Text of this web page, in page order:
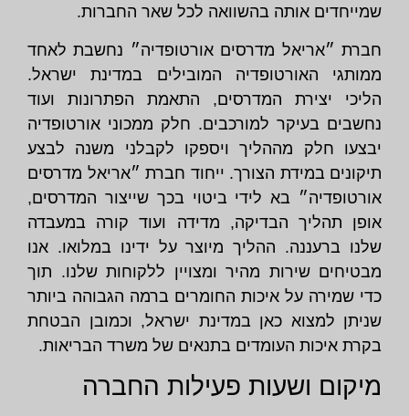
שמייחדים אותה בהשוואה לכל שאר החברות.
חברת ״אריאל מדרסים אורטופדיה״ נחשבת לאחד
ממותגי האורטופדיה המובילים במדינת ישראל.
הליכי יצירת המדרסים, התאמת הפתרונות ועוד
נחשבים בעיקר למורכבים. חלק ממכוני אורטופדיה
יבצעו חלק מההליך ויספקו לקבלני משנה לבצע
תיקונים במידת הצורך. ייחוד חברת ״אריאל מדרסים
אורטופדיה״ בא לידי ביטוי בכך שייצור המדרסים,
אופן תהליך הבדיקה, מדידה ועוד קורה במעבדה
שלנו ברעננה. ההליך מיוצר על ידינו במלואו. אנו
מבטיחים שירות מהיר ומצויין ללקוחות שלנו. תוך
כדי שמירה על איכות החומרים ברמה הגבוהה ביותר
שניתן למצוא כאן במדינת ישראל, וכמובן הבטחת
בקרת איכות העומדים בתנאים של משרד הבריאות.
מיקום ושעות פעילות החברה